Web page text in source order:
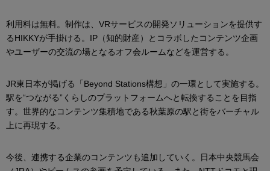
利用料は無料。制作は、VRサービスの開発ソリューションを提供す
るHIKKYが手掛ける。IP（知的財産）とコラボしたコンテンツ企画
やユーザーの交流の場となるオフ会ルームなどを運営する。
JR東日本が掲げる「Beyond Stations構想」の一環として実施する。
駅を“つながる”くらしのプラットフォームへと転換することを目指
す。世界的なコンテンツ集積地である秋葉原の駅と街をバーチャル
上に再現する。
今後、連携する企業のコンテンツも追加していく。日本中央競馬会